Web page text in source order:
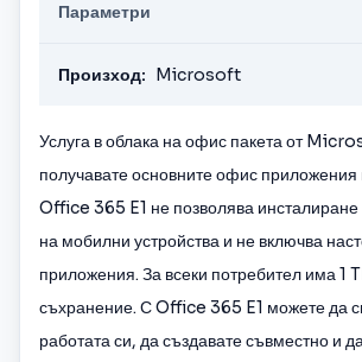
Услуга в облака на офис пакета от
получавате основните офис приложения
Office 365 E1 не позволява
на мобилни устройства и не включва
приложения. За всеки потребител има 1
съхранение. С Office 365 E1 можете да
работата си, да създавате съвместно и
Параметри
Произход: Microsoft